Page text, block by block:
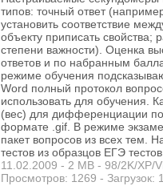
типов: точный ответ
установить соответствие
объекту приписать
степени важности). Оценка
ответов и по набранным
режиме обучения
Word полный протокол
использовать для обучения.
(вес) для дифференциации по
формате .gif. В режиме
пакет вопросов из всех тем.
тестов из образцов ЕГЭ
11.02.2009 - 2 MB - 98/2K/XP/
Просмотров: 1269 - Загрузок: